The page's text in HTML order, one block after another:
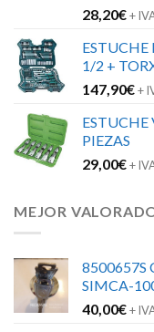
28,20€+
ESTUCHE
1/2 +
147,90€+
ESTUCHE
PIEZAS
29,00€+
MEJOR
8500657S
SIMCA-
40,00€+